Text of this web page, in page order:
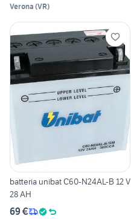
Verona (VR)
batteria unibat C60-N24AL-B 12 V
28 AH
69 €